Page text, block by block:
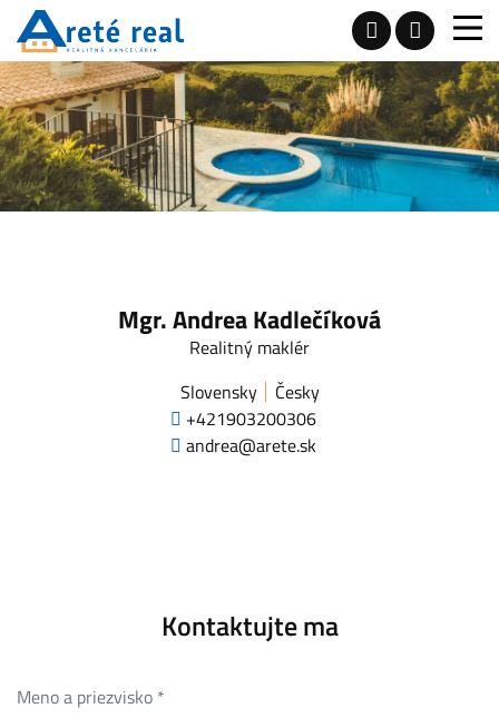
Mgr. Andrea Kadlečíková
Realitný maklér
Slovensky
Česky
+421903200306
andrea@arete.sk
Kontaktujte ma